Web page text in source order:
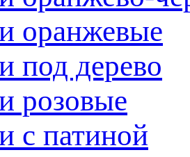
оранжевые
под дерево
розовые
с патиной